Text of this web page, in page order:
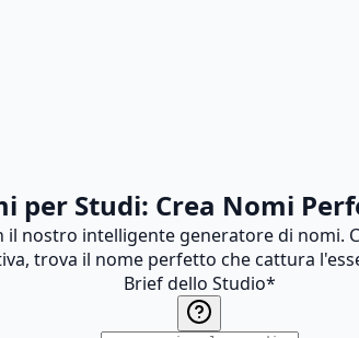
per Studi: Crea Nomi
nostro intelligente generatore di nomi.
trova il nome perfetto che cattura
Brief dello Studio*